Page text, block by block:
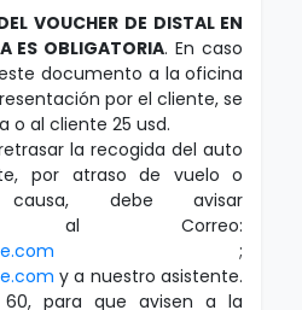
VOUCHER DE DISTAL EN
ES OBLIGATORIA. En caso
documento a la oficina
por el cliente, se
o al cliente 25 usd.
la recogida del auto
por atraso de vuelo o
debe avisar
al Correo:
;
y a nuestro asistente.
60, para que avisen a la